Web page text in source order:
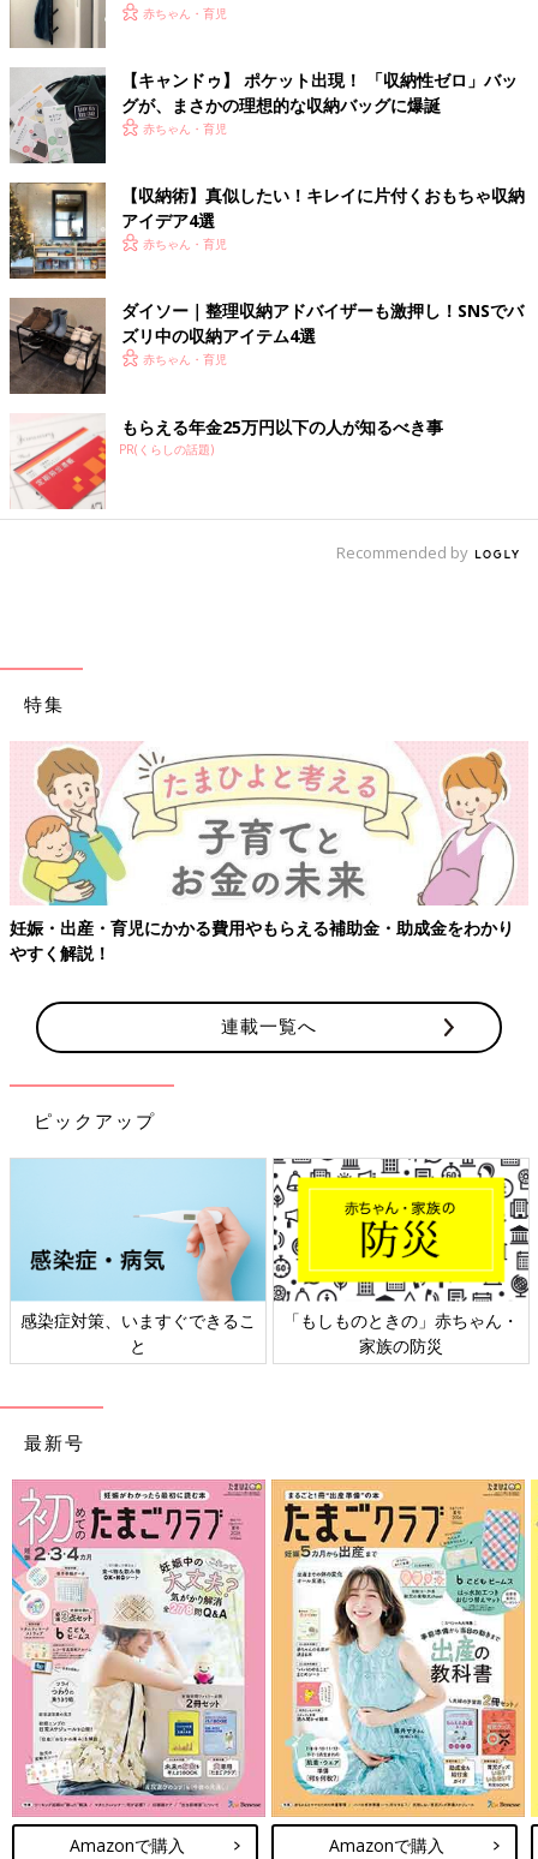
赤ちゃん・育児
【キャンドゥ】 ポケット出現！ 「収納性ゼロ」バッ
グが、まさかの理想的な収納バッグに爆誕
赤ちゃん・育児
【収納術】真似したい！キレイに片付くおもちゃ収納
アイデア4選
赤ちゃん・育児
ダイソー｜整理収納アドバイザーも激押し！SNSでバ
ズリ中の収納アイテム4選
赤ちゃん・育児
もらえる年金25万円以下の人が知るべき事
PR(くらしの話題)
Recommended by
特集
助金・助成金をわかり 【ワクチン接種できるものも】妊婦の感
連載一覧へ
ピックアップ
しものときの」赤ちゃん・
家族の防災
日本外来小児科学会リーフレッ
ト検討会
六
最新号
Amazonで購入 Amazonで購入